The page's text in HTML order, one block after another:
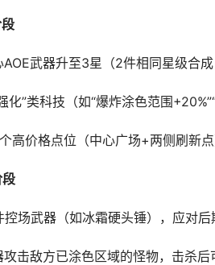
武器升至3星（2件相同星级合
”类科技（如“爆炸涂色范围
高价格点位（中心广场+两侧刷新
场武器（如冰霜硬头锤），应对后
击敌方已涂色区域的怪物，击杀后